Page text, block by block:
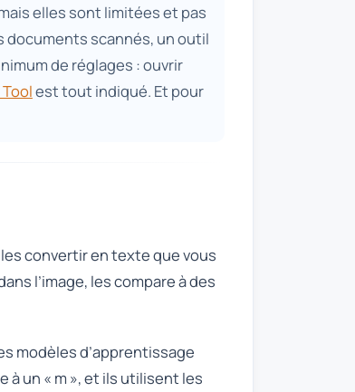
elles sont limitées et pas
documents scannés, un outil
de réglages : ouvrir
est tout indiqué. Et pour
convertir en texte que vous
l’image, les compare à des
modèles d’apprentissage
un « m », et ils utilisent les